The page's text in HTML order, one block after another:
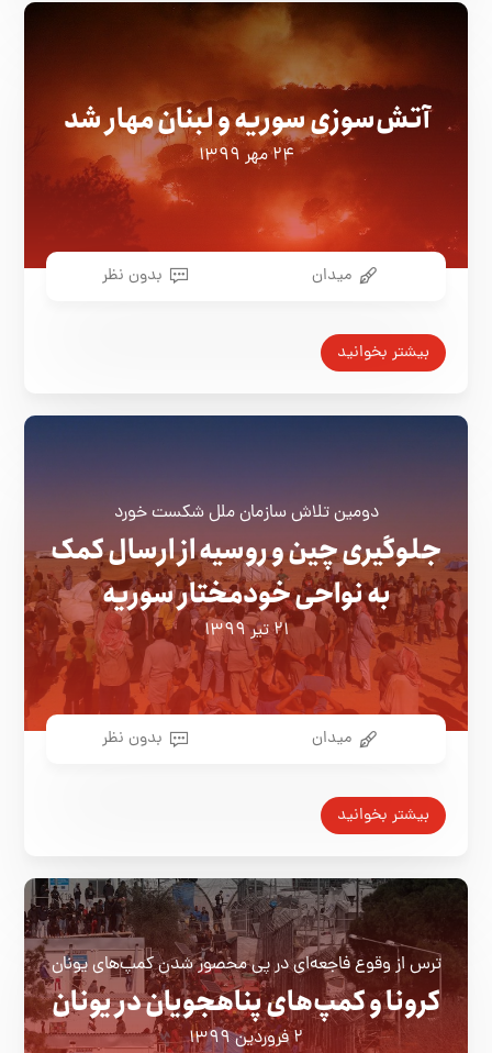
آتش‌سوزی سوریه و لبنان مهار شد
۲۴ مهر ۱۳۹۹
میدان بدون نظر
بیشتر بخوانید
دومین تلاش سازمان ملل شکست خورد
جلوگیری چین و روسیه از ارسال کمک
به نواحی خودمختار سوریه
۲۱ تیر ۱۳۹۹
میدان بدون نظر
بیشتر بخوانید
ترس از وقوع فاجعه‌ای در پی محصور شدن کمپ‌های یونان
کرونا و کمپ‌های پناهجویان در یونان
۲ فروردین ۱۳۹۹